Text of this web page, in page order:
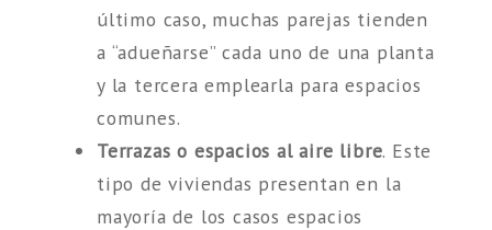
último caso, muchas parejas tienden
a “adueñarse” cada uno de una planta
y la tercera emplearla para espacios
comunes.
Terrazas o espacios al aire libre. Este
tipo de viviendas presentan en la
mayoría de los casos espacios